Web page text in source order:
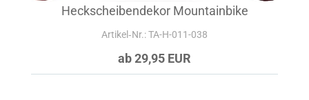
Heckscheibendekor Mountainbike
Artikel‑Nr.: TA-H-011-038
ab 29,95 EUR